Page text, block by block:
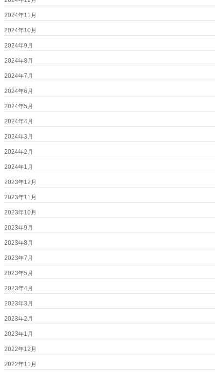
2024年11月
2024年10月
2024年9月
2024年8月
2024年7月
2024年6月
2024年5月
2024年4月
2024年3月
2024年2月
2024年1月
2023年12月
2023年11月
2023年10月
2023年9月
2023年8月
2023年7月
2023年5月
2023年4月
2023年3月
2023年2月
2023年1月
2022年12月
2022年11月